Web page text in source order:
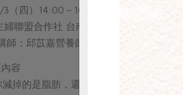
3（四）14:00－16:00
婦聯盟合作社 台南分社 三多站
師：邱苡嘉營養師
容
掉的是脂肪，還是肌肉？